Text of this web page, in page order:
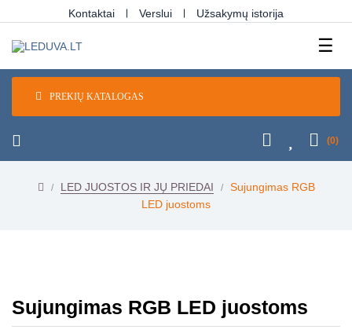
Kontaktai Verslui Užsakymų istorija
☰
PREKIŲ KATALOGAS
(0)
LED JUOSTOS IR JŲ PRIEDAI
Sujungimas RGB
LED juostoms
Sujungimas RGB LED juostoms